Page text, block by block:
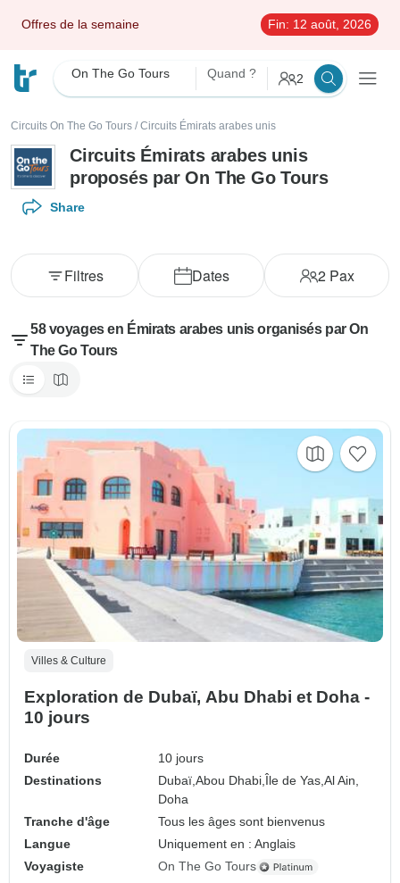
Offres de la semaine Fin: 12 août, 2026
On The Go Tours Quand ? 2
Circuits On The Go Tours / Circuits Émirats arabes unis
Circuits Émirats arabes unis
proposés par On The Go Tours
Share
Dates 2Pax
Filtres
58 voyages en Émirats arabes unis organisés par On
The Go Tours
Villes & Culture
Exploration de Dubaï, Abu Dhabi et Doha -
10 jours
Durée
10 jours
Destinations
Dubaï,Abou Dhabi, Île de Yas,Al Ain,
Doha
Tranche d'âge
Tous les âges sont bienvenus
Langue
Uniquement en : Anglais
Voyagiste
On The Go Tours